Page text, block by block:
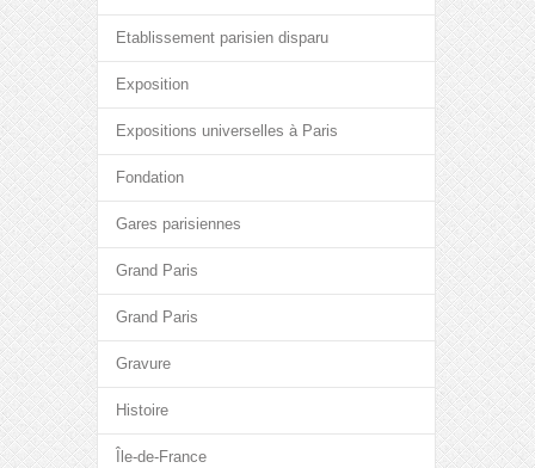
Etablissement parisien disparu
Exposition
Expositions universelles à Paris
Fondation
Gares parisiennes
Grand Paris
Grand Paris
Gravure
Histoire
Île-de-France